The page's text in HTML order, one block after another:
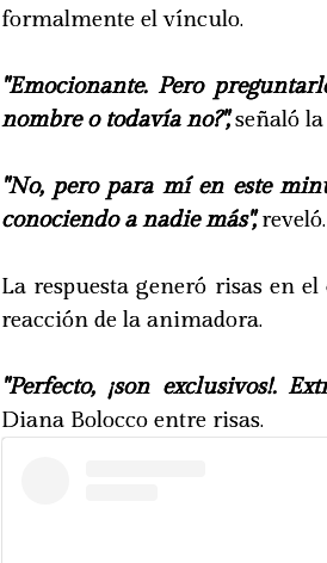
formalmente el vínculo.
"Emocionante. Pero
nombre o todavía no?",señaló la
"No, pero para mí en este
conociendo a nadie más", reveló.
La respuesta generó risas en
reacción de la animadora.
"Perfecto, ¡son exclusivos!.
Diana Bolocco entre risas.